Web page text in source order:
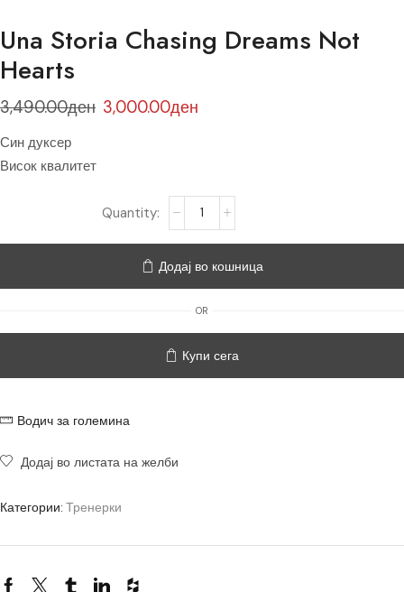
Una Storia Chasing Dreams Not
Hearts
3,490.00ден 3,000.00ден
Син дуксер
Висок квалитет
Додај во кошница
OR
Купи сега
Водич за големина
Додај во листата на желби
Категории: Тренерки